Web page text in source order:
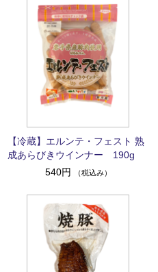
【冷蔵】エルンテ・フェスト 熟
成あらびきウインナー 190g
540円
（税込み）